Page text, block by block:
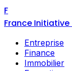
F
France Initiative
Entreprise
Finance
Immobilier